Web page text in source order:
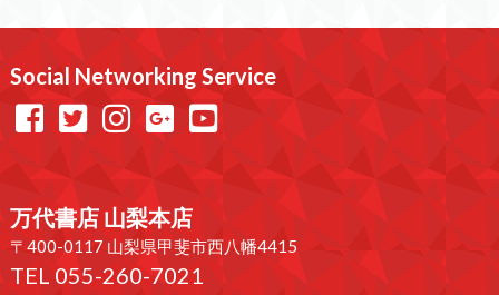
Social Networking Service
万代書店 山梨本店
〒400-0117 山梨県甲斐市西八幡4415
TEL 055-260-7021